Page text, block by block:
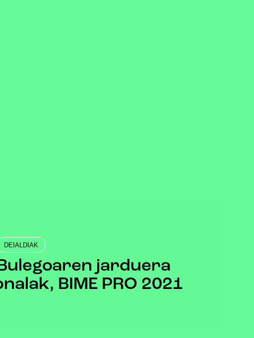
DEIALDIAK
jarduera
BIME PRO 2021